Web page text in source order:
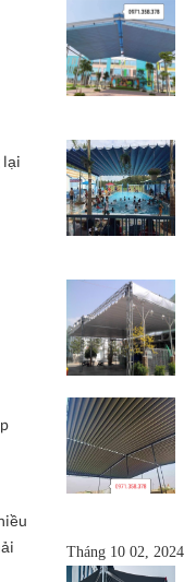
lại
Tháng 10 02, 2024